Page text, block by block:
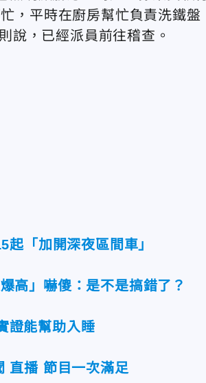
，平時在廚房幫忙負責洗鐵盤
說，已經派員前往稽查。
「加開深夜區間車」
高」嚇傻：是不是搞錯了？
證能幫助入睡
直播 節目一次滿足